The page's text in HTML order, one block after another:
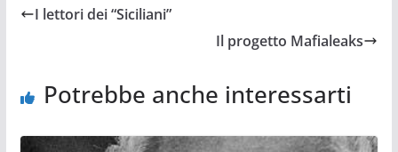
I lettori dei “Siciliani”
Il progetto Mafialeaks
Potrebbe anche interessarti